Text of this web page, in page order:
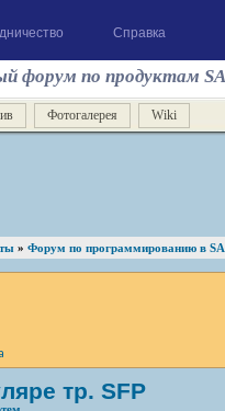
Справка
форум по продуктам
Фотогалерея Wiki
» Форум по программированию в
тр. SFP